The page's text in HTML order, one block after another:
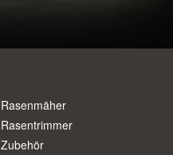
Rasenmäher
Rasentrimmer
Zubehör